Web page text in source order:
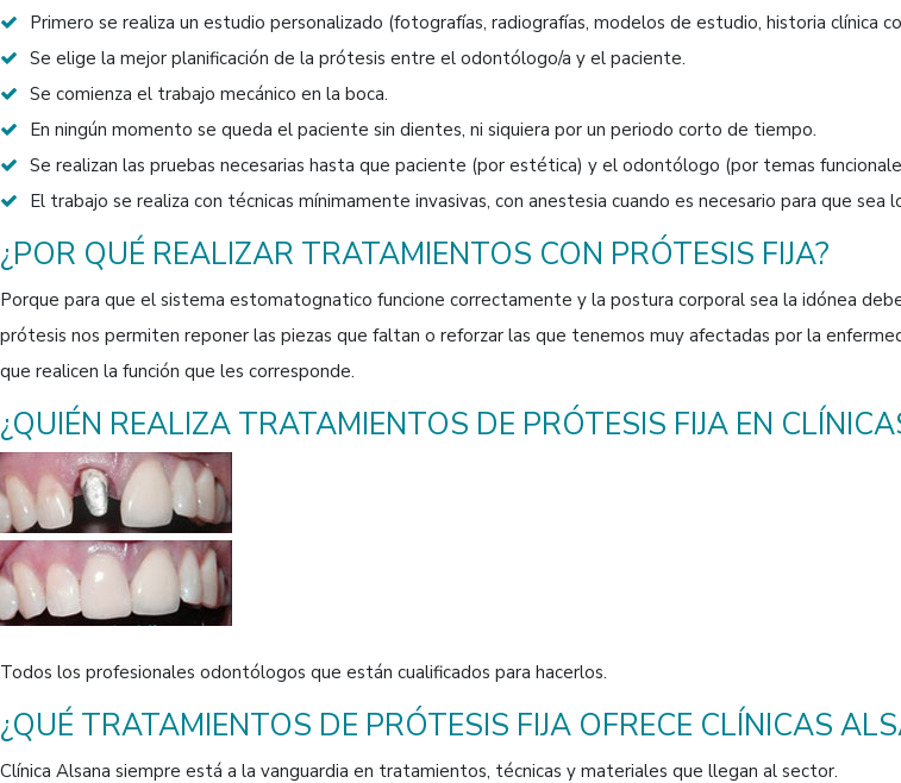
Primero se realiza un estudio personalizado (fotografías, radiografías, modelos de estudio, historia clínica
Se elige la mejor planificación de la prótesis entre el odontólogo/a y el paciente.
Se comienza el trabajo mecánico en la boca.
En ningún momento se queda el paciente sin dientes, ni siquiera por un periodo corto de tiempo.
Se realizan las pruebas necesarias hasta que paciente (por estética) y el odontólogo (por temas
El trabajo se realiza con técnicas mínimamente invasivas, con anestesia cuando es necesario para que sea
¿POR QUÉ REALIZAR TRATAMIENTOS CON PRÓTESIS FIJA?
Porque para que el sistema estomatognatico funcione correctamente y la postura corporal sea la idónea
prótesis nos permiten reponer las piezas que faltan o reforzar las que tenemos muy afectadas por la
que realicen la función que les corresponde.
¿QUIÉN REALIZA TRATAMIENTOS DE PRÓTESIS FIJA EN
Todos los profesionales odontólogos que están cualificados para hacerlos.
¿QUÉ TRATAMIENTOS DE PRÓTESIS FIJA OFRECE CLÍNICAS
Clínica Alsana siempre está a la vanguardia en tratamientos, técnicas y materiales que llegan al sector.